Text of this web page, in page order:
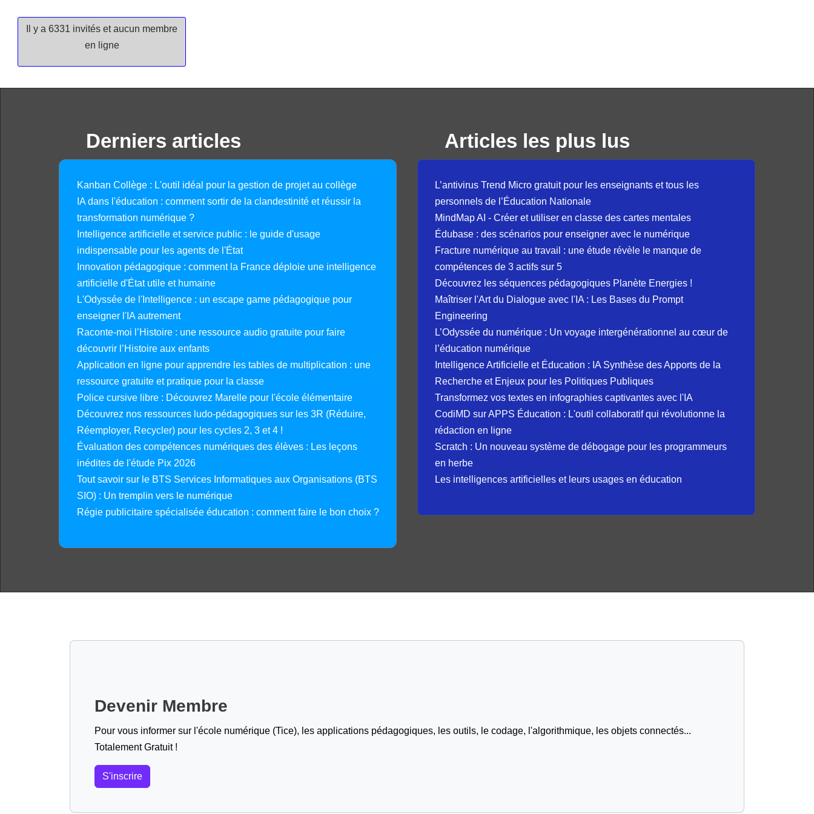
Il y a 6331 invités et aucun membre
en ligne
Derniers articles
Kanban Collège : L'outil idéal pour la gestion de projet au collège
IA dans l'éducation : comment sortir de la clandestinité et réussir la
transformation numérique ?
Intelligence artificielle et service public : le guide d'usage
indispensable pour les agents de l'État
Innovation pédagogique : comment la France déploie une intelligence
artificielle d'État utile et humaine
L'Odyssée de l'Intelligence : un escape game pédagogique pour
enseigner l'IA autrement
Raconte-moi l’Histoire : une ressource audio gratuite pour faire
découvrir l’Histoire aux enfants
Application en ligne pour apprendre les tables de multiplication : une
ressource gratuite et pratique pour la classe
Police cursive libre : Découvrez Marelle pour l'école élémentaire
Découvrez nos ressources ludo-pédagogiques sur les 3R (Réduire,
Réemployer, Recycler) pour les cycles 2, 3 et 4 !
Évaluation des compétences numériques des élèves : Les leçons
inédites de l'étude Pix 2026
Tout savoir sur le BTS Services Informatiques aux Organisations (BTS
SIO) : Un tremplin vers le numérique
Régie publicitaire spécialisée éducation : comment faire le bon choix ?
Articles les plus lus
L’antivirus Trend Micro gratuit pour les enseignants et tous les
personnels de l’Éducation Nationale
MindMap AI - Créer et utiliser en classe des cartes mentales
Édubase : des scénarios pour enseigner avec le numérique
Fracture numérique au travail : une étude révèle le manque de
compétences de 3 actifs sur 5
Découvrez les séquences pédagogiques Planète Energies !
Maîtriser l'Art du Dialogue avec l'IA : Les Bases du Prompt
Engineering
L’Odyssée du numérique : Un voyage intergénérationnel au cœur de
l’éducation numérique
Intelligence Artificielle et Éducation : IA Synthèse des Apports de la
Recherche et Enjeux pour les Politiques Publiques
Transformez vos textes en infographies captivantes avec l'IA
CodiMD sur APPS Éducation : L'outil collaboratif qui révolutionne la
rédaction en ligne
Scratch : Un nouveau système de débogage pour les programmeurs
en herbe
Les intelligences artificielles et leurs usages en éducation
Devenir Membre
Pour vous informer sur l'école numérique (Tice), les applications pédagogiques, les outils, le codage, l'algorithmique, les objets connectés...
Totalement Gratuit !
S'inscrire